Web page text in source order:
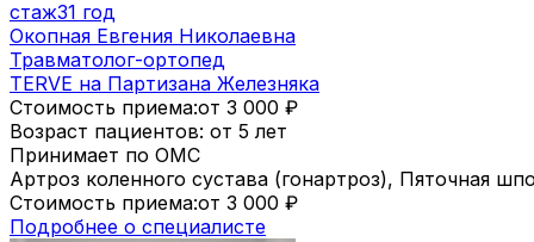
стаж31 год
Окопная Евгения Николаевна
Травматолог-ортопед
TERVE на Партизана Железняка
Стоимость приема:от 3 000 ₽
Возраст пациентов: от 5 лет
Принимает по ОМС
Артроз коленного сустава (гонартроз), Пяточная
Стоимость приема:от 3 000 ₽
Подробнее о специалисте